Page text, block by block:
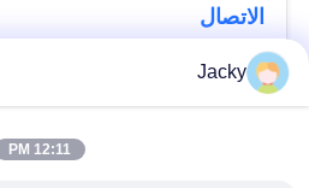
الاتصال
فئات شعبية
Jacky
12:11 PM